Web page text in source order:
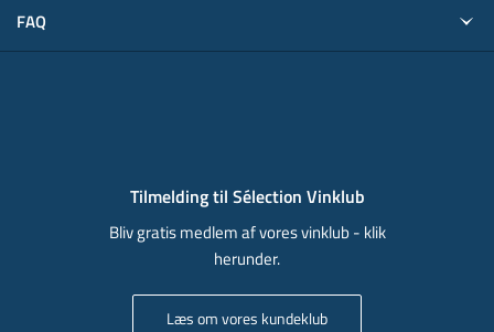
FAQ
Tilmelding til Sélection Vinklub
Bliv gratis medlem af vores vinklub - klik
herunder.
Læs om vores kundeklub